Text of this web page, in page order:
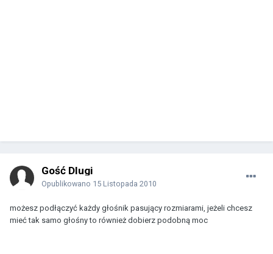
Gość Dlugi
Opublikowano 15 Listopada 2010
możesz podłączyć każdy głośnik pasujący rozmiarami, jeżeli chcesz
mieć tak samo głośny to również dobierz podobną moc